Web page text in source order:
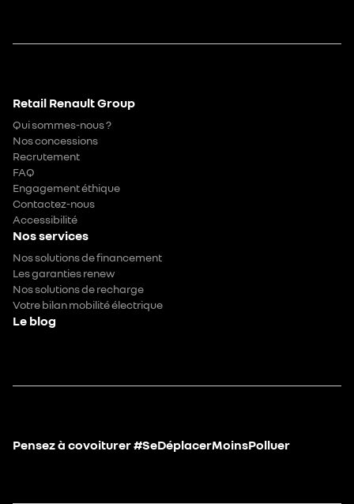
Retail Renault Group
Qui sommes-nous ?
Nos concessions
Recrutement
FAQ
Engagement éthique
Contactez-nous
Accessibilité
Nos services
Nos solutions de financement
Les garanties renew
Nos solutions de recharge
Votre bilan mobilité électrique
Le blog
Pensez à covoiturer #SeDéplacerMoinsPolluer